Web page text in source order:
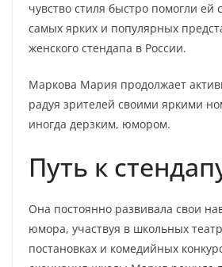
чувство стиля быстро помогли ей
самых ярких и популярных
женского стендапа в России.
Маркова Мария продолжает
радуя зрителей своими яркими
иногда дерзким, юмором.
Путь к
Она постоянно развивала свои
юмора, участвуя в школьных
постановках и комедийных